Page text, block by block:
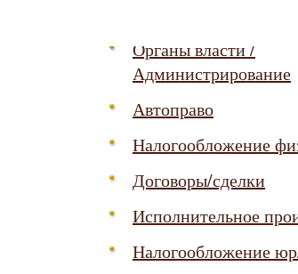
Органы власти /
Администрирование
Автоправо
Налогообложение
Договоры/сделки
Исполнительное
Налогообложение